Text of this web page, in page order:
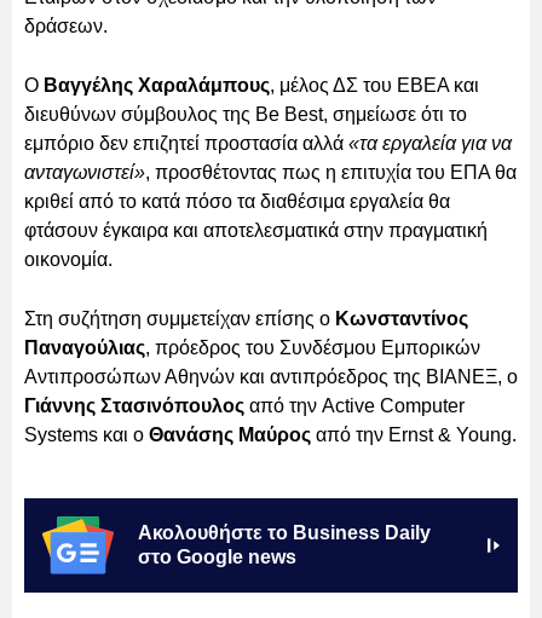
δράσεων.
Ο Βαγγέλης Χαραλάμπους, μέλος ΔΣ του ΕΒΕΑ και
διευθύνων σύμβουλος της Be Best, σημείωσε ότι το
εμπόριο δεν επιζητεί προστασία αλλά «τα εργαλεία για να
ανταγωνιστεί», προσθέτοντας πως η επιτυχία του ΕΠΑ θα
κριθεί από το κατά πόσο τα διαθέσιμα εργαλεία θα
φτάσουν έγκαιρα και αποτελεσματικά στην πραγματική
οικονομία.
Στη συζήτηση συμμετείχαν επίσης ο Κωνσταντίνος
Παναγούλιας, πρόεδρος του Συνδέσμου Εμπορικών
Αντιπροσώπων Αθηνών και αντιπρόεδρος της ΒΙΑΝΕΞ, ο
Γιάννης Στασινόπουλος από την Active Computer
Systems και ο Θανάσης Μαύρος από την Ernst & Young.
Ακολουθήστε το Business Daily
στο Google news